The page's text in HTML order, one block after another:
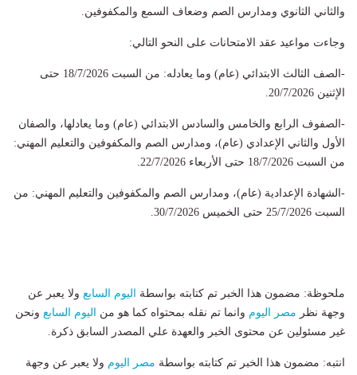
والثاني الثانوي ومدارس الصم وضعاف السمع والمكفوفين.
وجاءت مواعيد عقد الامتحانات على النحو التالي:
-الصف الثالث الابتدائي (عام) وما يعادله: من السبت 18/7/2026 حتى
الإثنين 20/7/2026.
-الصفوف الرابع والخامس والسادس الابتدائي (عام) وما يعادلها، والصفان
الأول والثاني الإعدادي (عام)، ومدارس الصم والمكفوفين والتعليم المهني:
من السبت 18/7/2026 حتى الأربعاء 22/7/2026.
-الشهادة الإعدادية (عام)، ومدارس الصم والمكفوفين والتعليم المهني: من
السبت 25/7/2026 حتى الخميس 30/7/2026.
ملحوظة: مضمون هذا الخبر تم كتابته بواسطة اليوم السابع ولا يعبر عن
وجهة نظر مصر اليوم وانما تم نقله بمحتواه كما هو من اليوم السابع ونحن
غير مسئولين عن محتوى الخبر والعهدة علي المصدر السابق ذكرة.
انتبه: مضمون هذا الخبر تم كتابته بواسطة مصر اليوم ولا يعبر عن وجهة